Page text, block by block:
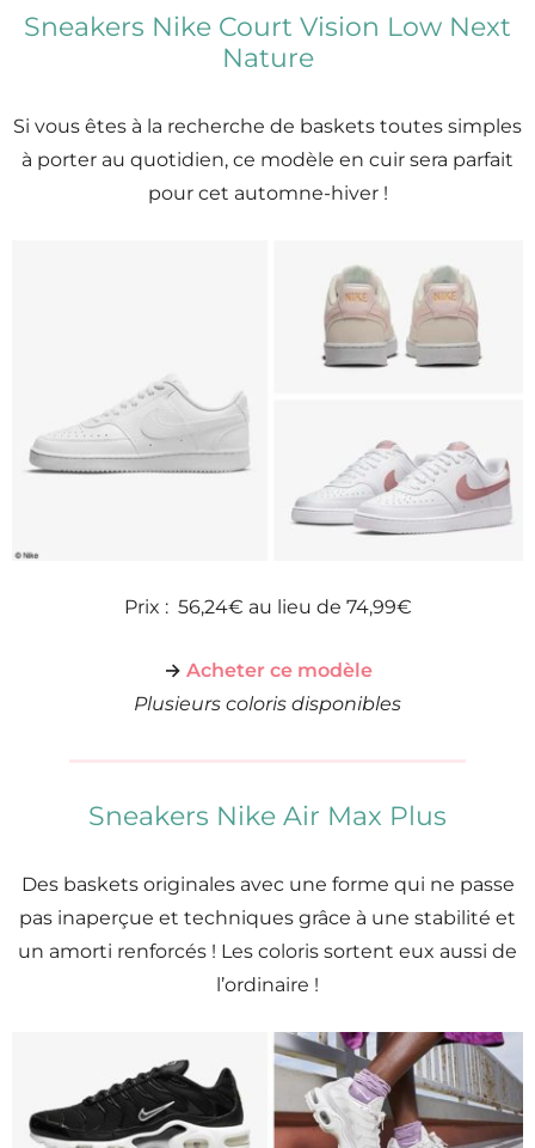
Sneakers Nike Court Vision Low Next
Nature
Si vous êtes à la recherche de baskets toutes simples
à porter au quotidien, ce modèle en cuir sera parfait
pour cet automne-hiver !
Prix : 56,24€ au lieu de 74,99€
→ Acheter ce modèle
Plusieurs coloris disponibles
Sneakers Nike Air Max Plus
Des baskets originales avec une forme qui ne passe
pas inaperçue et techniques grâce à une stabilité et
un amorti renforcés ! Les coloris sortent eux aussi de
l’ordinaire !